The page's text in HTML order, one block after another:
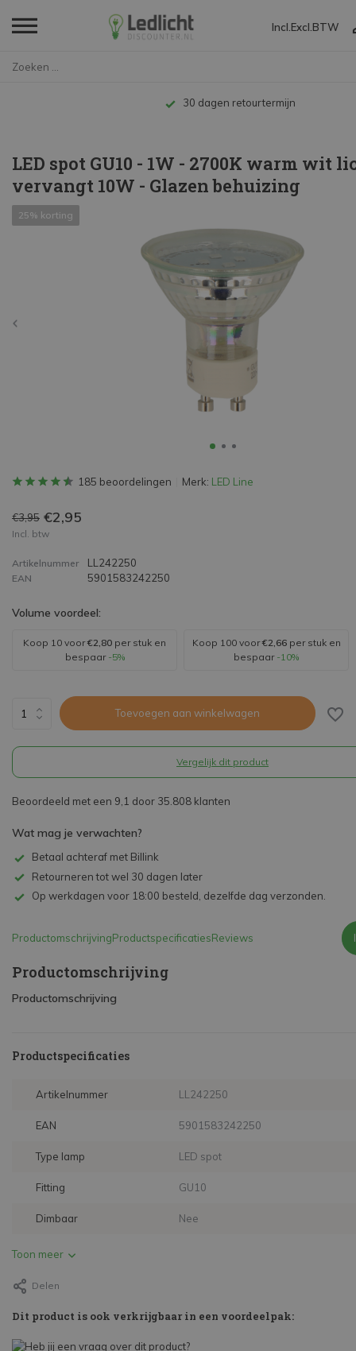
Incl. Excl. BTW
Tot 10 jaar garantie
LED spot GU10 - 1W - 2700K warm wit
vervangt 10W - Glazen behuizing
25% korting
185 beoordelingen Merk: LED Line
€3,95 €2,95
Incl. btw
Artikelnummer LL242250
EAN 5901583242250
Volume voordeel:
Koop 10 voor€2,80 per stuk en
bespaar -5%
Koop 100 voor€2,66per stuk en
bespaar -10%
Toevoegen aan winkelwagen
Vergelijk dit product
Beoordeeld met een 9,1 door 35.808 klanten
Wat mag je verwachten?
Betaal achteraf met Billink
Retourneren tot wel 30 dagen later
Op werkdagen voor 18:00 besteld, dezelfde dag verzonden.
ProductomschrijvingProductspecificatiesReviews
Productomschrijving
Productomschrijving
Productspecificaties
Artikelnummer LL242250
EAN 5901583242250
Type lamp LED spot
Fitting GU10
Dimbaar Nee
Toon meer
Delen
Dit product is ook verkrijgbaar in een voordeelpak: